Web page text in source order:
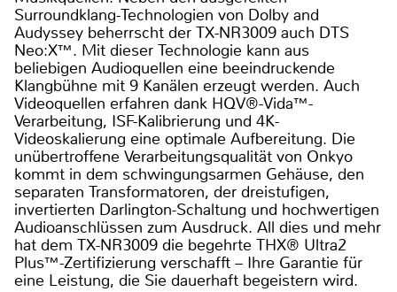
Surroundklang-Technologien von Dolby and
Audyssey beherrscht der TX-NR3009 auch DTS
Neo:X™. Mit dieser Technologie kann aus
beliebigen Audioquellen eine beeindruckende
Klangbühne mit 9 Kanälen erzeugt werden. Auch
Videoquellen erfahren dank HQV®-Vida™-
Verarbeitung, ISF-Kalibrierung und 4K-
Videoskalierung eine optimale Aufbereitung. Die
unübertroffene Verarbeitungsqualität von Onkyo
kommt in dem schwingungsarmen Gehäuse, den
separaten Transformatoren, der dreistufigen,
invertierten Darlington-Schaltung und hochwertigen
Audioanschlüssen zum Ausdruck. All dies und mehr
hat dem TX-NR3009 die begehrte THX® Ultra2
Plus™-Zertifizierung verschafft – Ihre Garantie für
eine Leistung, die Sie dauerhaft begeistern wird.